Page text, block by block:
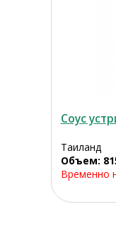
Соус
Таиланд
Объем:
Временно